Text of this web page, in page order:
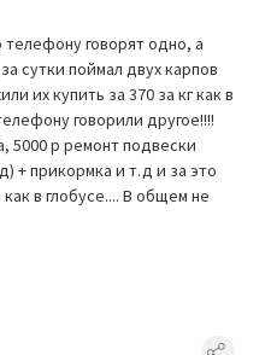
говорят одно, а
сутки поймал двух карпов
их купить за 370 за кг как в
говорили другое!!!!
5000 р ремонт подвески
+ прикормка и т.д и за это
в глобусе.... В общем не